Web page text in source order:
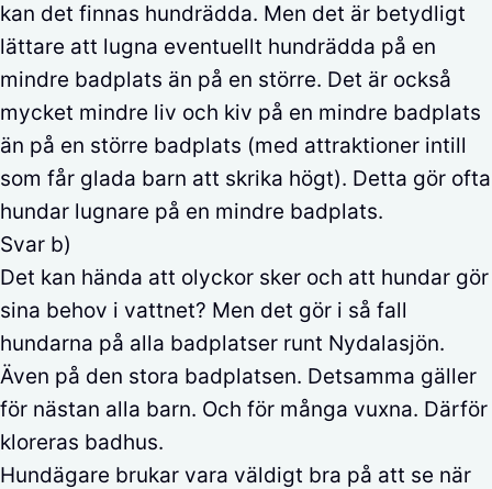
kan det finnas hundrädda. Men det är betydligt
lättare att lugna eventuellt hundrädda på en
mindre badplats än på en större. Det är också
mycket mindre liv och kiv på en mindre badplats
än på en större badplats (med attraktioner intill
som får glada barn att skrika högt). Detta gör ofta
hundar lugnare på en mindre badplats.
Svar b)
Det kan hända att olyckor sker och att hundar gör
sina behov i vattnet? Men det gör i så fall
hundarna på alla badplatser runt Nydalasjön.
Även på den stora badplatsen. Detsamma gäller
för nästan alla barn. Och för många vuxna. Därför
kloreras badhus.
Hundägare brukar vara väldigt bra på att se när